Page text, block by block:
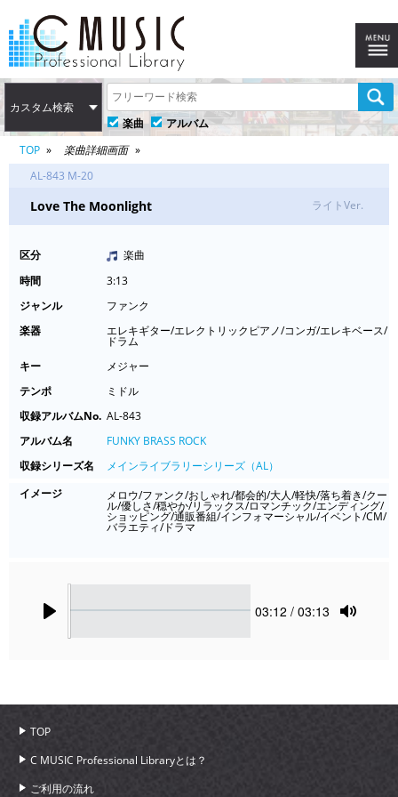
カスタム検索
楽曲
アルバム
TOP
楽曲詳細画面
AL-843 M-20
Love The Moonlight ライトVer.
区分
楽曲
時間
3:13
ジャンル
ファンク
楽器
エレキギター/エレクトリックピアノ/コンガ/エレキベース/
ドラム
キー
メジャー
テンポ
ミドル
収録アルバムNo. AL-843
アルバム名
FUNKY BRASS ROCK
収録シリーズ名
メインライブラリーシリーズ（AL）
イメージ
メロウ/ファンク/おしゃれ/都会的/大人/軽快/落ち着き/クー
ル/優しさ/穏やか/リラックス/ロマンチック/エンディング/
ショッピング/通販番組/インフォマーシャル/イベント/CM/
バラエティ/ドラマ
Current
03:12 / 03:13
TOP
C MUSIC Professional Libraryとは？
ご利用の流れ